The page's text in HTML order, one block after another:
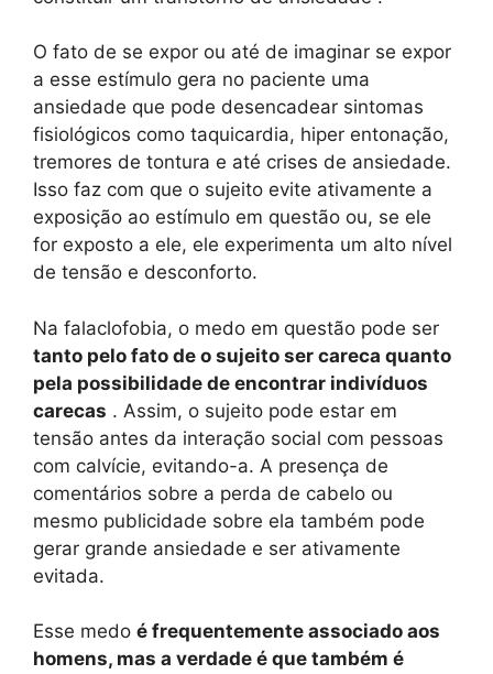
O fato de se expor ou até de imaginar se expor
a esse estímulo gera no paciente uma
ansiedade que pode desencadear sintomas
fisiológicos como taquicardia, hiper entonação,
tremores de tontura e até crises de ansiedade.
Isso faz com que o sujeito evite ativamente a
exposição ao estímulo em questão ou, se ele
for exposto a ele, ele experimenta um alto nível
de tensão e desconforto.
Na falaclofobia, o medo em questão pode ser
tanto pelo fato de o sujeito ser careca quanto
pela possibilidade de encontrar indivíduos
carecas . Assim, o sujeito pode estar em
tensão antes da interação social com pessoas
com calvície, evitando-a. A presença de
comentários sobre a perda de cabelo ou
mesmo publicidade sobre ela também pode
gerar grande ansiedade e ser ativamente
evitada.
Esse medo é frequentemente associado aos
homens, mas a verdade é que também é